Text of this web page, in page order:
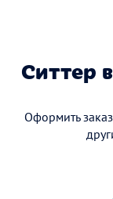
Ситтер
Оформить